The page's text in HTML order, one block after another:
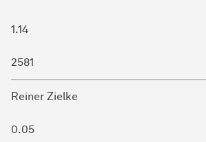
1.14
2581
Reiner Zielke
0.05